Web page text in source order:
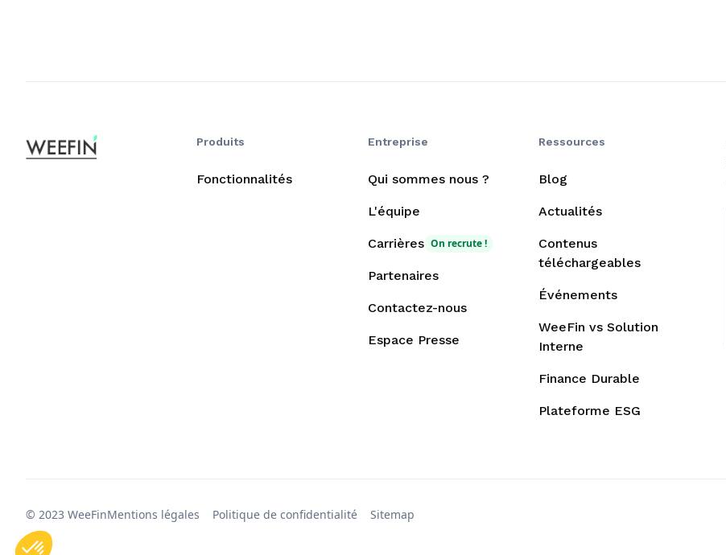
Produits
Fonctionnalités
Entreprise
Qui sommes nous ?
L'équipe
Carrières On recrute !
Partenaires
Contactez-nous
Espace Presse
Ressources
Blog
Actualités
Contenus
téléchargeables
Événements
WeeFin vs Solution
Interne
Finance Durable
Plateforme ESG
© 2023 WeeFinMentions légales Politique de confidentialité Sitemap